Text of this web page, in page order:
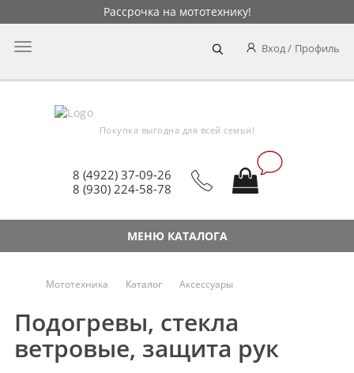
Рассрочка на мототехнику!
Вход Профиль
Главное
8 (4922) 37-09-26
8 (930) 224-58-78
Покупка выгодна для всей семьи!
МЕНЮ КАТАЛОГА
Мототехника Каталог Аксессуары
Подогревы, стекла
ветровые, защита рук